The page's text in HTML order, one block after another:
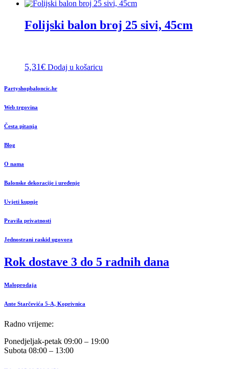
Folijski balon broj 25 sivi, 45cm
5,31€ Dodaj u košaricu
Partyshopbaloncic.hr
Web trgovina
Česta pitanja
Blog
O nama
Balonske dekoracije i uređenje
Uvjeti kupnje
Pravila privatnosti
Jednostrani raskid ugovora
Rok dostave 3 do 5 radnih dana
Maloprodaja
Ante Starčevića 5-A, Koprivnica
Radno vrijeme:
Ponedjeljak-petak 09:00 – 19:00
Subota 08:00 – 13:00